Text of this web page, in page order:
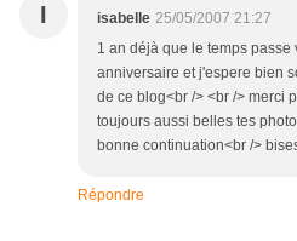
I isabelle 25/05/2007 21:27
1 an déjà que le temps passe
anniversaire et j'espere bien
de ce blog<br /> <br /> merci
toujours aussi belles tes
bonne continuation<br />
Répondre